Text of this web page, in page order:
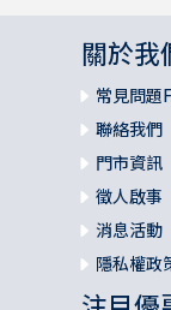
關於我
常見問題
聯絡我們
門市資訊
徵人啟事
消息活動
隱私權政